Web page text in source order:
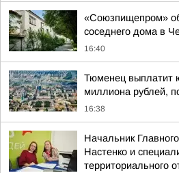
«Союзпищепром»
соседнего дома в
16:40
Тюменец выплатит
миллиона рублей,
16:38
Начальник
Настенко и
территориального